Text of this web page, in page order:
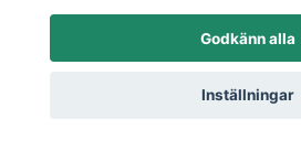
© 2026 Färjestad Motor
Godkänn alla
Inställningar